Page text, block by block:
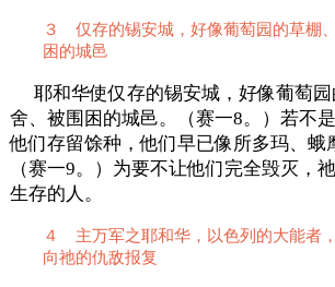
３ 仅存的锡安城，好像葡萄园的草棚
困的城邑
耶和华使仅存的锡安城，好像葡萄
舍、被围困的城邑。（赛一8。）若不
他们存留馀种，他们早已像所多玛、蛾
（赛一9。）为要不让他们完全毁灭，
生存的人。
４ 主万军之耶和华，以色列的大能者
向祂的仇敌报复